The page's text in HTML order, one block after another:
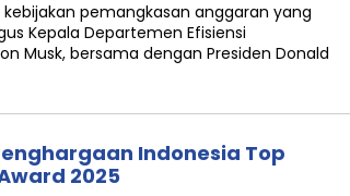
pemangkasan anggaran yang
Kepala Departemen Efisiensi
Musk, bersama dengan Presiden Donald
Indonesia Top
2025